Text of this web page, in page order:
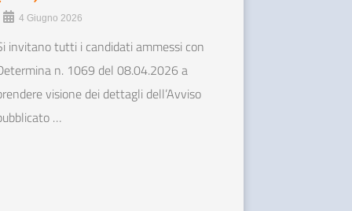
4 Giugno 2026
invitano tutti i candidati ammessi con
n. 1069 del 08.04.2026 a
visione dei dettagli dell’Avviso
…